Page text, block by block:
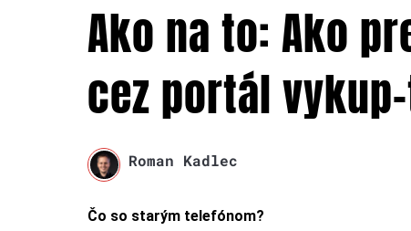
Ako na to: Ako
cez portál
Roman Kadlec
Čo so starým telefónom?